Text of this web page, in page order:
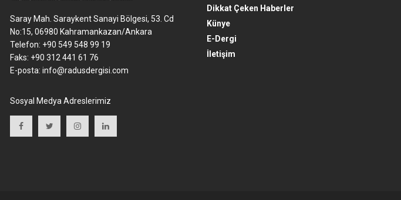
Saray Mah. Saraykent Sanayi Bölgesi, 53. Cd
No:15, 06980 Kahramankazan/Ankara
Telefon: +90 549 548 99 19
Faks: +90 312 441 61 76
E-posta: info@radusdergisi.com
Sosyal Medya Adreslerimiz
Dikkat Çeken Haberler
Künye
E-Dergi
İletişim